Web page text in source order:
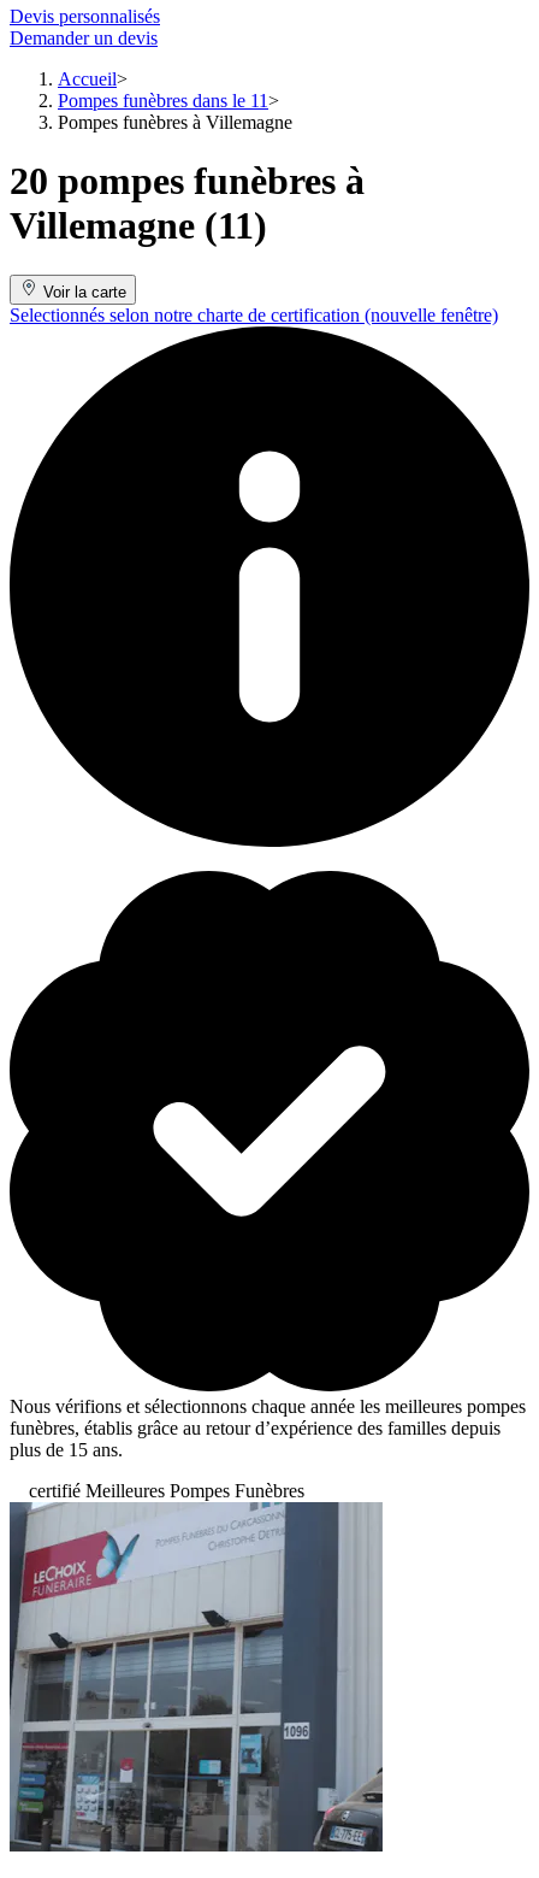
Devis personnalisés
Demander un devis
Accueil
Pompes funèbres dans le 11
Pompes funèbres à Villemagne
20 pompes funèbres à
Villemagne (11)
Voir la carte
Selectionnés selon notre charte de certification (nouvelle fenêtre)
Nous vérifions et sélectionnons chaque année les meilleures pompes
funèbres, établis grâce au retour d’expérience des familles depuis
plus de 15 ans.
certifié Meilleures Pompes Funèbres